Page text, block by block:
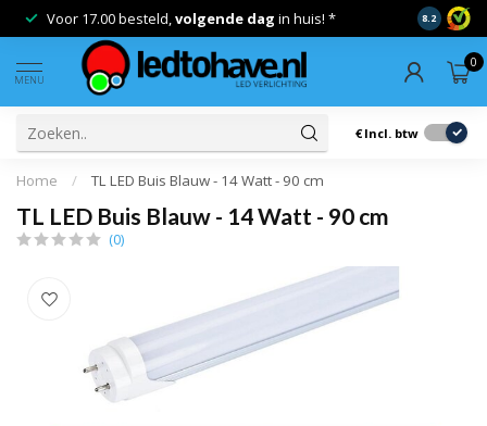
Voor 17.00 besteld,volgende dag in huis! * Gratis
8.2
MENU
0
€ Incl. btw
Home / TL LED Buis Blauw - 14 Watt - 90 cm
TL LED Buis Blauw - 14 Watt - 90 cm
(0)